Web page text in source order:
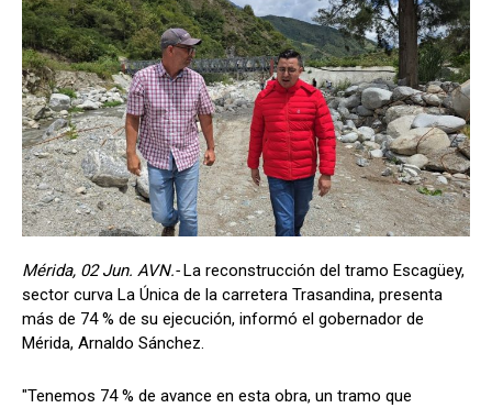
Mérida, 02 Jun. AVN.- La reconstrucción del tramo Escagüey,
sector curva La Única de la carretera Trasandina, presenta
más de 74 % de su ejecución, informó el gobernador de
Mérida, Arnaldo Sánchez.
"Tenemos 74 % de avance en esta obra, un tramo que